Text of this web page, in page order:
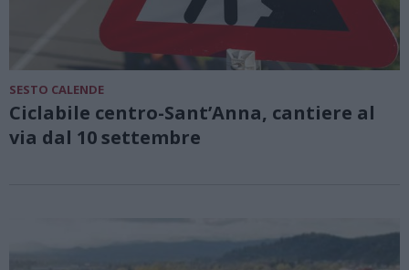
SESTO CALENDE
Ciclabile centro-Sant’Anna, cantiere al
via dal 10 settembre